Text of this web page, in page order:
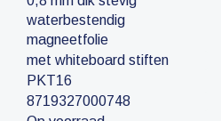
waterbestendig
magneetfolie
met whiteboard stiften
PKT16
8719327000748